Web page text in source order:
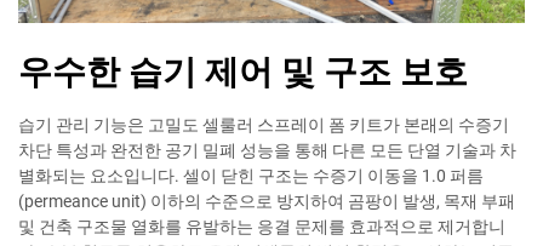
우수한 습기 제어 및 구조 보호
습기 관리 기능은 고밀도 셀룰러 스프레이 폼 키트가 본래의 수증기
차단 특성과 완전한 공기 밀폐 성능을 통해 다른 모든 단열 기술과 차
별화되는 요소입니다. 셀이 닫힌 구조는 수증기 이동을 1.0 퍼름
(permeance unit) 이하의 수준으로 방지하여 곰팡이 발생, 목재 부패
및 건축 구조물 열화를 유발하는 응결 문제를 효과적으로 제거합니